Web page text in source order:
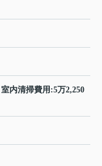
内清掃費用:5万2,250